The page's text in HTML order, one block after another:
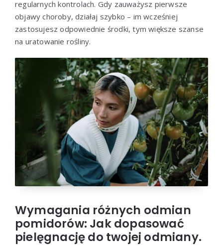
regularnych kontrolach. Gdy zauważysz pierwsze
objawy choroby, działaj szybko – im wcześniej
zastosujesz odpowiednie środki, tym większe szanse
na uratowanie rośliny.
Wymagania różnych odmian
pomidorów: Jak dopasować
pielęgnację do twojej odmiany.